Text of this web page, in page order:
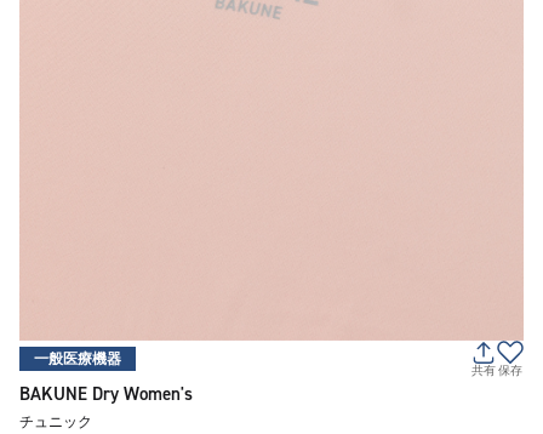
一般医療機器
共有保存
BAKUNE Dry Women's
チュニック